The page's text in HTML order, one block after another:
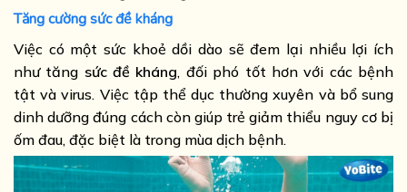
Tăng cường sức đề kháng
Việc có một sức khoẻ dồi dào sẽ đem lại nhiều lợi ích
như tăng sức đề kháng, đối phó tốt hơn với các bệnh
tật và virus. Việc tập thể dục thường xuyên và bổ sung
dinh dưỡng đúng cách còn giúp trẻ giảm thiểu nguy cơ bị
ốm đau, đặc biệt là trong mùa dịch bệnh.